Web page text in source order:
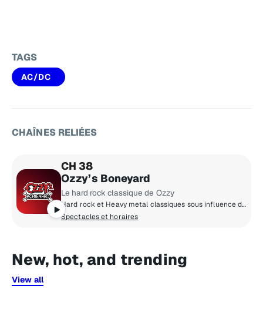
TAGS
AC/DC
CHAÎNES RELIÉES
CH 38
Ozzy’s Boneyard
Le hard rock classique de Ozzy
Hard rock et Heavy metal classiques sous influence d'Ozzy Osbourne.
Spectacles et horaires
New, hot, and trending
View all